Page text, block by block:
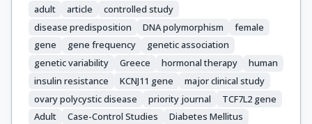
adult article
controlled study
disease predisposition
DNA polymorphism
female
gene
gene frequency
genetic association
genetic variability
Greece hormonal therapy
human
insulin resistance
KCNJ11 gene
major clinical study
ovary polycystic disease
priority journal
TCF7L2 gene
Adult
Case-Control Studies
Diabetes Mellitus